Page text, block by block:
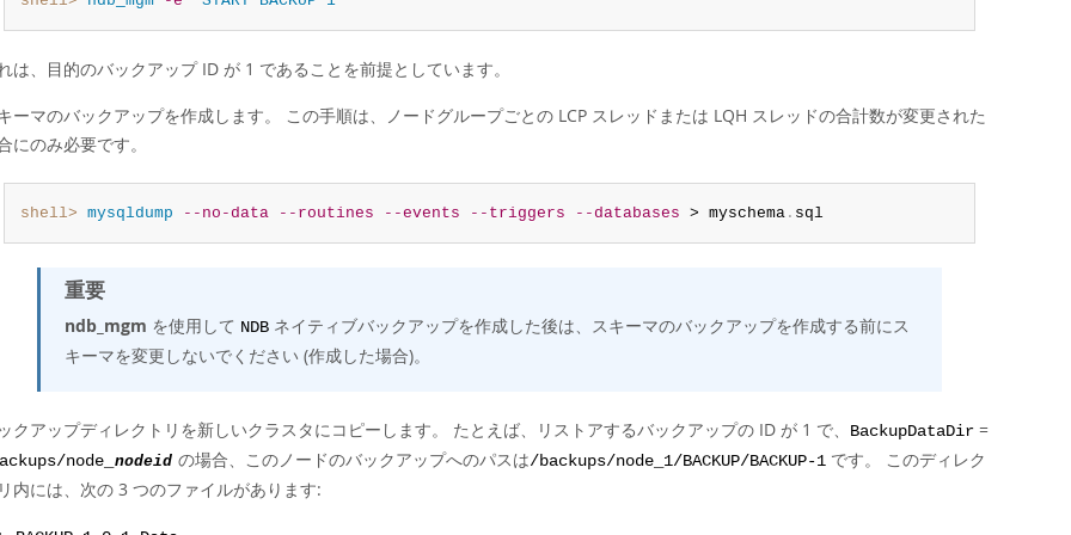
は、目的のバックアップ ID が 1 であることを前提としています。
ーマのバックアップを作成します。 この手順は、ノードグループごとの LCP スレッドまたは LQH スレッドの合計数が変更された
にのみ必要です。
shell> mysqldump --no-data --routines --events --triggers --databases > myschema. sql
重要
ndb_mgm を使用して NDB ネイティブバックアップを作成した後は、スキーマのバックアップを作成する前にス
キーマを変更しないでください (作成した場合)。
クアップディレクトリを新しいクラスタにコピーします。 たとえば、リストアするバックアップの ID が 1 で、 BackupDataDir =
node_ nodeid の場合、このノードのバックアップへのパスは/backups/node_1/BACKUP/BACKUP-1 です。 このディレク
内には、次の 3 つのファイルがあります: